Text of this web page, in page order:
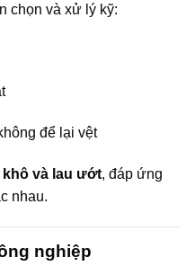
chọn và xử lý kỹ:
để lại vệt
khô và lau ướt, đáp ứng
nhau.
nghiệp